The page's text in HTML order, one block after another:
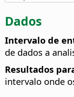
Dados
Intervalo de
de dados a
Resultados
intervalo onde